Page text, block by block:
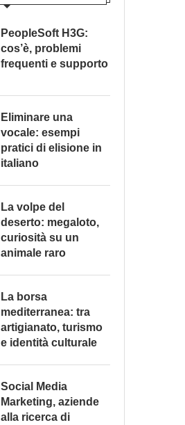
PeopleSoft H3G:
cos’è, problemi
frequenti e supporto
Eliminare una
vocale: esempi
pratici di elisione in
italiano
La volpe del
deserto: megaloto,
curiosità su un
animale raro
La borsa
mediterranea: tra
artigianato, turismo
e identità culturale
Social Media
Marketing, aziende
alla ricerca di